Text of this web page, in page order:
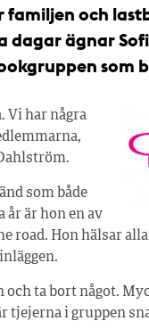
familjen och
dagar ägnar
som
Vi har några
som både
år är hon en av
road. Hon hälsar
och ta bort något.
tjejerna i gruppen